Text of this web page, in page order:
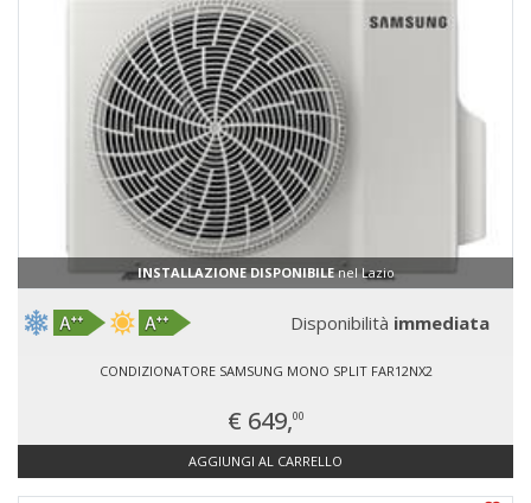
INSTALLAZIONE DISPONIBILEnel Lazio
Disponibilità immediata
CONDIZIONATORE SAMSUNG MONO SPLIT FAR12NX2
€ 649,00
AGGIUNGI AL CARRELLO